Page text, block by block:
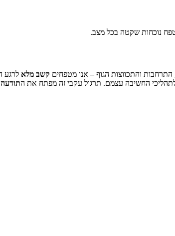
והתכווצות הגוף – אנו מטפחים קשב מלא לרגע
החשיבה עצמם. תרגול עקבי זה מפתח את ה